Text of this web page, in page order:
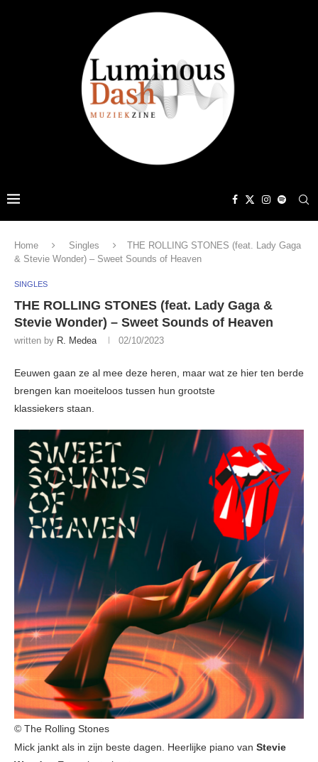
Home Singles
THE ROLLING STONES (feat. Lady Gaga
& Stevie Wonder) – Sweet Sounds of Heaven
SINGLES
THE ROLLING STONES (feat. Lady Gaga &
Stevie Wonder) – Sweet Sounds of Heaven
written by R. Medea 02/10/2023
Eeuwen gaan ze al mee deze heren, maar wat ze hier ten berde
brengen kan moeiteloos tussen hun grootste
klassiekers staan.
© The Rolling Stones
Mick jankt als in zijn beste dagen. Heerlijke piano van Stevie